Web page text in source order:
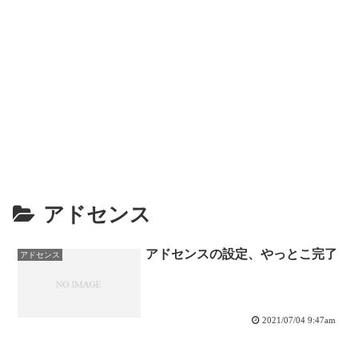
アドセンス
アドセンス アドセンスの設定、やっとこ完了
2021/07/04 9:47am